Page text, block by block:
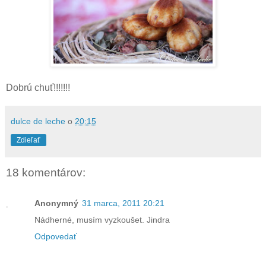
Dobrú chuť!!!!!!!
dulce de leche o 20:15
Zdieľať
18 komentárov:
Anonymný 31 marca, 2011 20:21
Nádherné, musím vyzkoušet. Jindra
Odpovedať